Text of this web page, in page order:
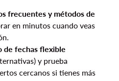
frecuentes y métodos de
en minutos cuando veas
de fechas flexible
y prueba
cercanos si tienes más